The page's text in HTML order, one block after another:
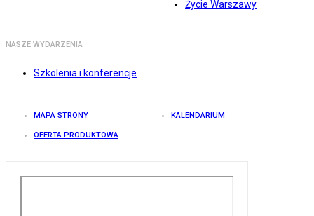
Życie Warszawy
NASZE WYDARZENIA
Szkolenia i konferencje
MAPA STRONY KALENDARIUM
OFERTA PRODUKTOWA